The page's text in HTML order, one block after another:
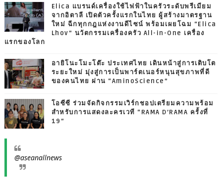
Elica แบรนด์เครื่องใช้ไฟฟ้าในครัวระดับพรีเมียม
จากอิตาลี เปิดตัวครั้งแรกในไทย ผู้สร้างมาตรฐาน
ใหม่ ฉีกทุกกฎแห่งงานดีไซน์ พร้อมเผยโฉม “Elica
Lhov” นวัตกรรมเครื่องครัว All-in-One เครื่อง
แรกของโลก
อายิโนะโมะโต๊ะ ประเทศไทย เดินหน้าสู่การเติบโต
ระยะใหม่ มุ่งสู่การเป็นพาร์ตเนอร์หนุนสุขภาพที่ดี
ของคนไทย ผ่าน “AminoScience”
โอซีซี ร่วมจัดกิจกรรมเวิร์กชอปเตรียมความพร้อม
สำหรับการแสดงละครเวที “RAMA D’RAMA ครั้งที่
19”
@aseanallnews